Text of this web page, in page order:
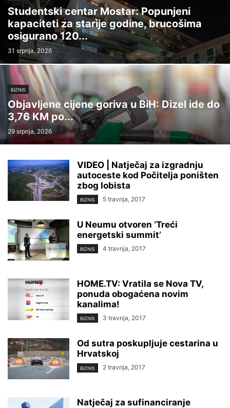
Studentski centar Mostar: Popunjeni
kapaciteti za starije godine, brucošima
osigurano 120...
31 srpnja, 2026
BIZNIS
Objavljene cijene goriva u BiH: Dizel ide do
3,76 KM po...
29 srpnja, 2026
VIDEO | Natječaj za izgradnju
autoceste kod Počitelja poništen
zbog lobista
BIZNIS 5 travnja, 2017
U Neumu otvoren ‘Treći
energetski summit’
BIZNIS 4 travnja, 2017
HOME.TV: Vratila se Nova TV,
ponuda obogaćena novim
kanalima!
BIZNIS 3 travnja, 2017
Od sutra poskupljuje cestarina u
Hrvatskoj
BIZNIS 2 travnja, 2017
Natječaj za sufinanciranje